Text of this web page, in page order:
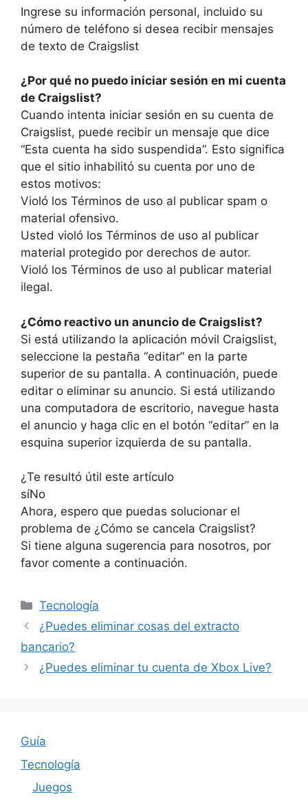
Ingrese su información personal, incluido su
número de teléfono si desea recibir mensajes
de texto de Craigslist
¿Por qué no puedo iniciar sesión en mi cuenta
de Craigslist?
Cuando intenta iniciar sesión en su cuenta de
Craigslist, puede recibir un mensaje que dice
“Esta cuenta ha sido suspendida”. Esto significa
que el sitio inhabilitó su cuenta por uno de
estos motivos:
Violó los Términos de uso al publicar spam o
material ofensivo.
Usted violó los Términos de uso al publicar
material protegido por derechos de autor.
Violó los Términos de uso al publicar material
ilegal.
¿Cómo reactivo un anuncio de Craigslist?
Si está utilizando la aplicación móvil Craigslist,
seleccione la pestaña “editar” en la parte
superior de su pantalla. A continuación, puede
editar o eliminar su anuncio. Si está utilizando
una computadora de escritorio, navegue hasta
el anuncio y haga clic en el botón “editar” en la
esquina superior izquierda de su pantalla.
¿Te resultó útil este artículo
síNo
Ahora, espero que puedas solucionar el
problema de ¿Cómo se cancela Craigslist?
Si tiene alguna sugerencia para nosotros, por
favor comente a continuación.
Categories
Tecnología
¿Puedes eliminar cosas del extracto
bancario?
¿Puedes eliminar tu cuenta de Xbox Live?
Guía
Tecnología
Juegos